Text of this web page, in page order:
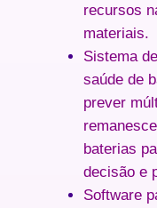
recursos
materiais.
Sistema
saúde de
prever
baterias
decisão e
Software